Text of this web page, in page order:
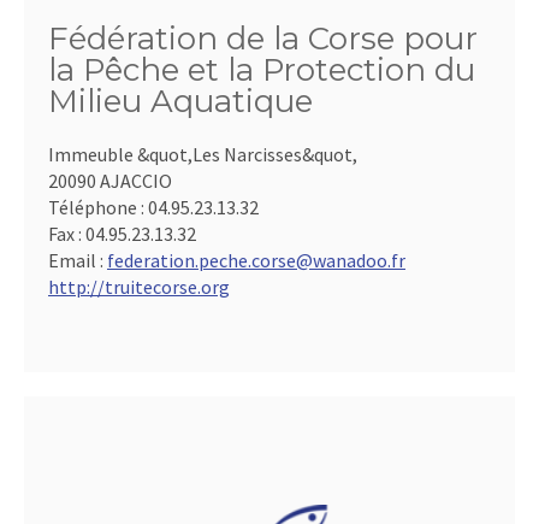
Fédération de la Corse pour
la Pêche et la Protection du
Milieu Aquatique
Immeuble &quot,Les Narcisses&quot,
20090 AJACCIO
Téléphone : 04.95.23.13.32
Fax : 04.95.23.13.32
Email : federation.peche.corse@wanadoo.fr
http://truitecorse.org